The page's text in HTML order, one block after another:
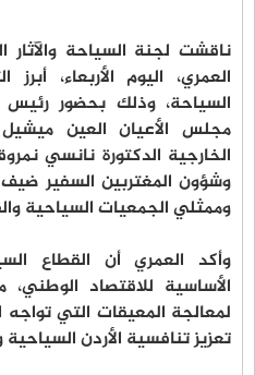
ناقشت لجنة السياحة والآثار
العمري، اليوم الأربعاء،
السياحة، وذلك بحضور
مجلس الأعيان العين
الخارجية الدكتورة نانسي
وشؤون المغتربين السفير ضيف
وممثلي الجمعيات السياحية
وأكد العمري أن القطاع
الأساسية للاقتصاد
لمعالجة المعيقات التي
تعزيز تنافسية الأردن السياحية